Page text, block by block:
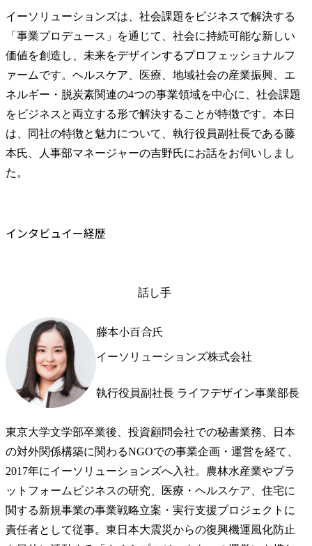
イーソリューションズは、社会課題をビジネスで解決する
「事業プロデュース」を通じて、社会に持続可能な新しい
価値を創造し、未来をデザインするプロフェッショナルフ
ァームです。ヘルスケア、医療、地域社会の産業振興、エ
ネルギー・脱炭素関連の4つの事業領域を中心に、社会課題
をビジネスと両立する形で解決することが特徴です。本日
は、同社の特徴と魅力について、執行役員副社長である藤
本氏、人事部マネージャーの吉野氏にお話をお伺いしまし
た。
インタビュイー経歴
話し手
藤本小百合氏
イーソリューションズ株式会社
執行役員副社長 ライフデザイン事業部長
東京大学文学部卒業後、投資顧問会社での秘書業務、日本
の対外関係構築に関わるNGOでの事業企画・運営を経て、
2017年にイーソリューションズへ入社。農林水産業やプラ
ットフォームビジネスの研究、医療・ヘルスケア、住宅に
関する新規事業の事業戦略立案・実行支援プロジェクトに
責任者として従事。東日本大震災からの復興機運風化防止